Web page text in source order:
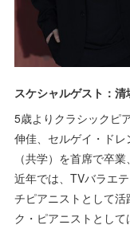
スケシャルゲスト：清
5歳よりクラシックピ
伸佳、セルゲイ・ド
（共学）を首席で卒
近年では、TVバラエ
チピアニストとして
ク・ピアニストとし